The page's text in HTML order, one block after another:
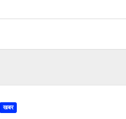
खबर